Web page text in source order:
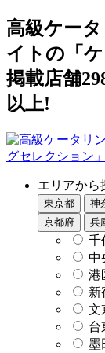
高級ケー
イトの「
掲載店舗
以上!
エリアから
東京都 神
京都府
兵
千
中
港
新
文
台
墨